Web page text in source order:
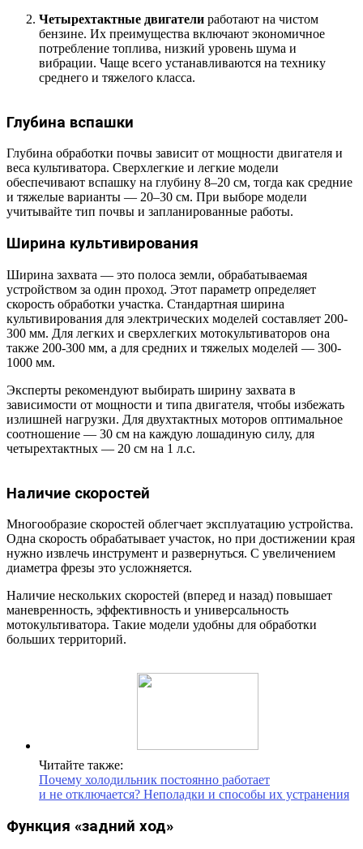
Четырехтактные двигатели работают на чистом
бензине. Их преимущества включают экономичное
потребление топлива, низкий уровень шума и
вибрации. Чаще всего устанавливаются на технику
среднего и тяжелого класса.
Глубина вспашки
Глубина обработки почвы зависит от мощности двигателя и
веса культиватора. Сверхлегкие и легкие модели
обеспечивают вспашку на глубину 8–20 см, тогда как средние
и тяжелые варианты — 20–30 см. При выборе модели
учитывайте тип почвы и запланированные работы.
Ширина культивирования
Ширина захвата — это полоса земли, обрабатываемая
устройством за один проход. Этот параметр определяет
скорость обработки участка. Стандартная ширина
культивирования для электрических моделей составляет 200-
300 мм. Для легких и сверхлегких мотокультиваторов она
также 200-300 мм, а для средних и тяжелых моделей — 300-
1000 мм.
Эксперты рекомендуют выбирать ширину захвата в
зависимости от мощности и типа двигателя, чтобы избежать
излишней нагрузки. Для двухтактных моторов оптимальное
соотношение — 30 см на каждую лошадиную силу, для
четырехтактных — 20 см на 1 л.с.
Наличие скоростей
Многообразие скоростей облегчает эксплуатацию устройства.
Одна скорость обрабатывает участок, но при достижении края
нужно извлечь инструмент и развернуться. С увеличением
диаметра фрезы это усложняется.
Наличие нескольких скоростей (вперед и назад) повышает
маневренность, эффективность и универсальность
мотокультиватора. Такие модели удобны для обработки
больших территорий.
Читайте также:
Почему холодильник постоянно работает
и не отключается? Неполадки и способы их устранения
Функция «задний ход»